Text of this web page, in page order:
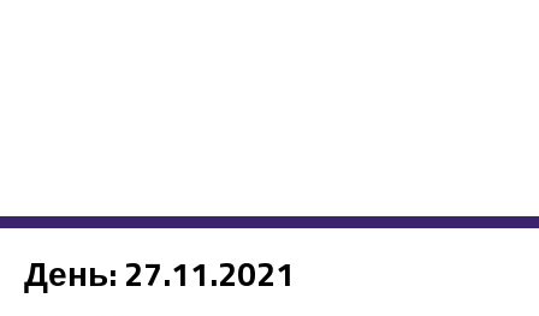
День: 27.11.2021